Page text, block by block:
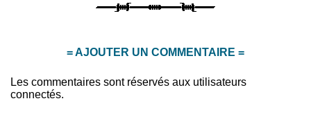
= AJOUTER UN COMMENTAIRE =
Les commentaires sont réservés aux utilisateurs
connectés.